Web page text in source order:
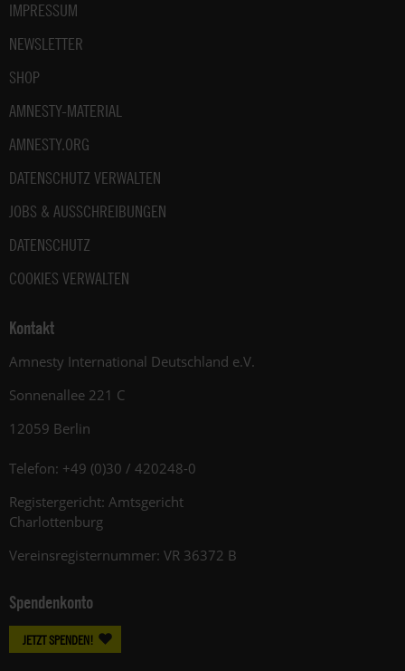
IMPRESSUM
NEWSLETTER
SHOP
AMNESTY-MATERIAL
AMNESTY.ORG
DATENSCHUTZ VERWALTEN
JOBS & AUSSCHREIBUNGEN
DATENSCHUTZ
COOKIES VERWALTEN
Kontakt
Amnesty International Deutschland e.V.
Sonnenallee 221 C
12059 Berlin
Telefon: +49 (0)30 / 420248-0
Registergericht: Amtsgericht
Charlottenburg
Vereinsregisternummer: VR 36372 B
Spendenkonto
JETZT SPENDEN!